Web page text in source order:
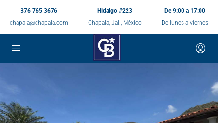
376 765 3676
chapala@chapala.com
Hidalgo #223
Chapala, Jal., México
De 9:00 a 17:00
De lunes a viernes